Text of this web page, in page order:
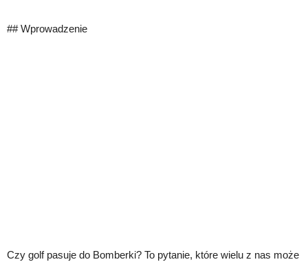
## Wprowadzenie
Czy golf pasuje do Bomberki? To pytanie, które wielu z nas może